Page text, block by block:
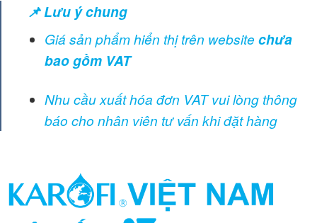
📌 Lưu ý chung
Giá sản phẩm hiển thị trên websitechưa
bao gồm VAT
Nhu cầu xuất hóa đơn VAT vui lòng thông
báo cho nhân viên tư vấn khi đặt hàng